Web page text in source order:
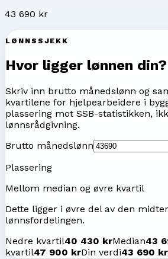
43 690 kr
LØNNSSJEKK
Hvor ligger lønnen din?
Skriv inn brutto månedslønn og
kvartilene for hjelpearbeidere i
plassering mot SSB-statistikken,
lønnsrådgivning.
Brutto månedslønn
Plassering
Mellom median og øvre kvartil
Dette ligger i øvre del av den
lønnsfordelingen.
Nedre kvartil40 430 krMedian43
kvartil47 900 krDin verdi43 690 kr